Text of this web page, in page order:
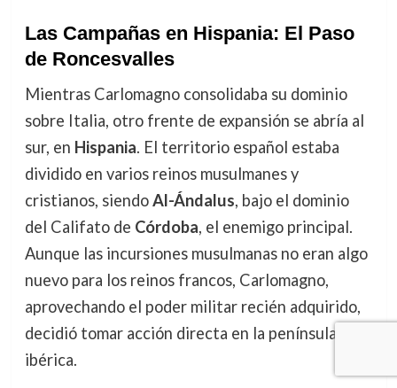
Las Campañas en Hispania: El Paso
de Roncesvalles
Mientras Carlomagno consolidaba su dominio
sobre Italia, otro frente de expansión se abría al
sur, en Hispania. El territorio español estaba
dividido en varios reinos musulmanes y
cristianos, siendoAl-Ándalus, bajo el dominio
del Califato de Córdoba, el enemigo principal.
Aunque las incursiones musulmanas no eran algo
nuevo para los reinos francos, Carlomagno,
aprovechando el poder militar recién adquirido,
decidió tomar acción directa en la península
ibérica.